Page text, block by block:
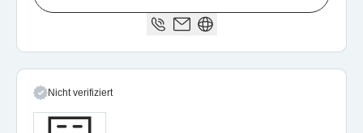
Nicht verifiziert